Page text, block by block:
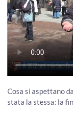
Cosa si aspettano
stata la stessa: la